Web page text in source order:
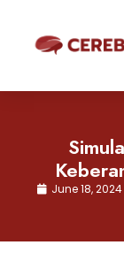
June 18, 2024